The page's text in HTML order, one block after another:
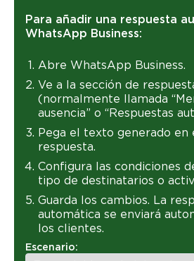
Para añadir una respuesta
WhatsApp Business:
Abre WhatsApp Business.
Ve a la sección de
(normalmente llamada
ausencia” o “Respuestas
Pega el texto generado en
respuesta.
Configura las condiciones
tipo de destinatarios o
Guarda los cambios. La
automática se enviará
los clientes.
Escenario: